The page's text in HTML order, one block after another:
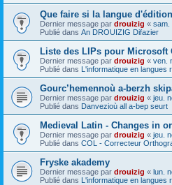
Que faire si la langue
Dernier message par drouizig « sam.
Publié dans An DROUIZIG Difazier
Liste des LIPs pour Microsoft
Dernier message par drouizig « ven.
Publié dans L'informatique en langues
Gourc’hemennoù a-berzh
Dernier message par drouizig « jeu.
Publié dans Danvezioù all a-bep seurt
Medieval Latin - Changes in
Dernier message par drouizig « jeu.
Publié dans COL - Correcteur
Fryske akademy
Dernier message par drouizig « lun.
Publié dans L'informatique en langues